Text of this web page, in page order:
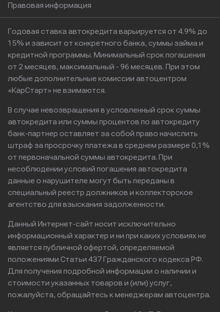
Правовая информация
Годовая ставка автокредита варьируется от 4.9% до
15% и зависит от конкретного банка, суммы займа и
кредитной программы. Минимальный срок погашения
от 2 месяцев, максимальный - 96 месяцев. При этом
любые дополнительные комиссии автоцентром
«КарСтарт» не взимаются.
В случае невозвращения в условленный срок суммы
автокредита или суммы процентов по автокредиту
банк-партнер оставляет за собой право начислить
штраф за просрочку платежа в среднем размере 0,1%
от первоначальной суммы автокредита. При
несоблюдении условий погашения автокредита
данные о нарушителе могут быть переданы в
специальный реестр должников и коллекторское
агентство для взыскания задолженности.
Данный Интернет-сайт носит исключительно
информационный характер и ни при каких условиях не
является публичной офертой, определяемой
положениями Статьи 437 Гражданского кодекса РФ.
Для получения подробной информации о наличии и
стоимости указанных товаров и (или) услуг,
пожалуйста, обращайтесь к менеджерам автоцентра.